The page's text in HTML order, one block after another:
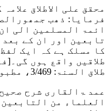
محقق علی الاطلاق
فرمایا: ذھب
ائمۃ المسلمین الی ان
تابعین اور ان کے
کا مسلک ہے کہ ایک
طلاقیں واقع ہوں گی۔
طلاق السنۃ: 3/469، مطبوعہ: دارالفکر، بیروت، لبنان]
عمد ۃالقاری شرح
العلماء من